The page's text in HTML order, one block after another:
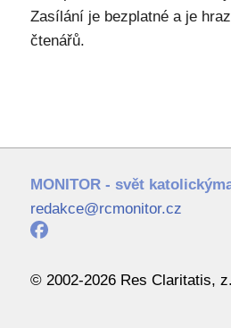
Zasílání je bezplatné a je
čtenářů.
MONITOR - svět
redakce@rcmonitor.cz
© 2002-2026 Res Claritatis,